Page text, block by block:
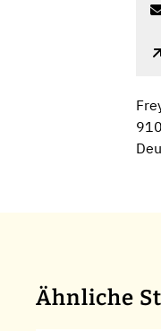
Ähnliche